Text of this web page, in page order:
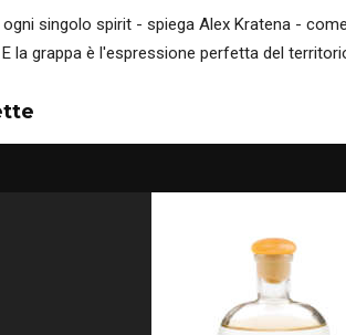
ogni singolo spirit - spiega Alex Kratena -
la grappa è l'espressione perfetta del